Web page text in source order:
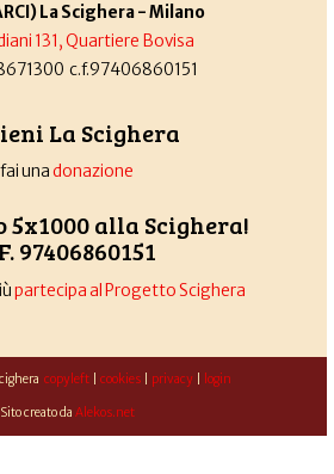
La Scighera - Milano
131, Quartiere Bovisa
c.f.97406860151
La Scighera
fai unadonazione
5x1000 alla Scighera!
97406860151
partecipa al Progetto Scighera
copyleft| cookies| privacy| login
Sito creato da Alekos.net